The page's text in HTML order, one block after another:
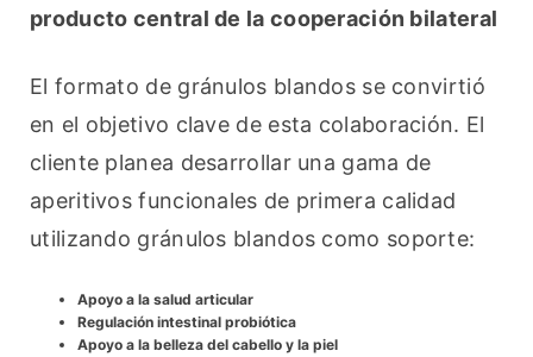
producto central de la cooperación bilateral
El formato de gránulos blandos se convirtió
en el objetivo clave de esta colaboración. El
cliente planea desarrollar una gama de
aperitivos funcionales de primera calidad
utilizando gránulos blandos como soporte:
Apoyo a la salud articular
Regulación intestinal probiótica
Apoyo a la belleza del cabello y la piel